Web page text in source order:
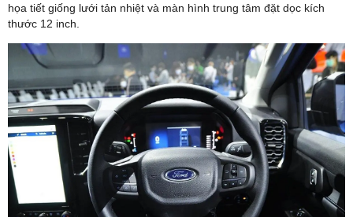
họa tiết giống lưới tản nhiệt và màn hình trung tâm đặt dọc kích
thước 12 inch.